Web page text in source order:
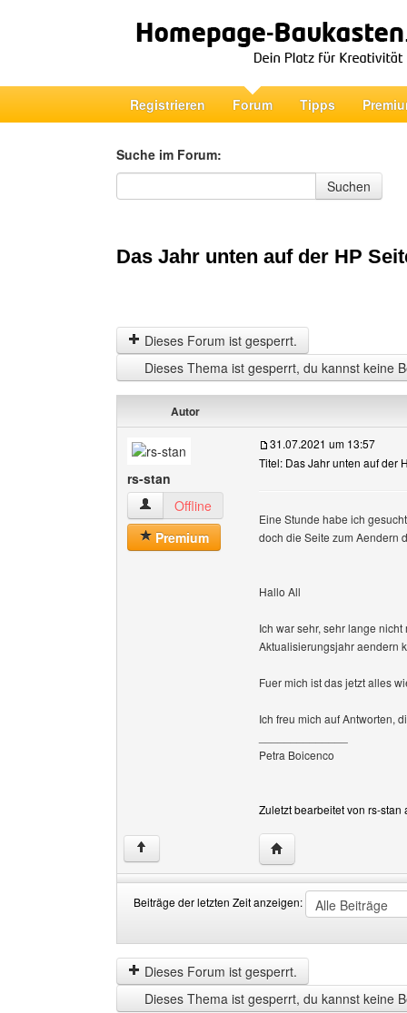
Registrieren Forum Tipps
Suche im Forum:
Suche im Forum
Suchen
Das Jahr unten auf der HP
Dieses Forum ist gesperrt.
Dieses Thema ist gesperrt, du kannst keine
Autor
rs-stan
rs-stan Benutzer-Profile anzeigen
Offline
Premium
31.07.2021 um 13:57
Titel: Das Jahr unten auf der
Eine Stunde habe ich
doch die Seite zum Aendern
Hallo All
Ich war sehr, sehr lange
Aktualisierungsjahr aendern
Fuer mich ist das jetzt alles
Ich freu mich auf Antworten,
Petra Boicenco
Zuletzt bearbeitet von rs-
↑ Website dieses
Beiträge der letzten Zeit anzeigen:
der
letzten
Zeit
anzeigen
by
Dieses Forum ist gesperrt.
Dieses Thema ist gesperrt, du kannst keine